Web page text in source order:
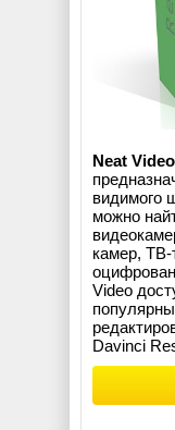
Neat Video
видимого
можно
камер,
Video
Davinci